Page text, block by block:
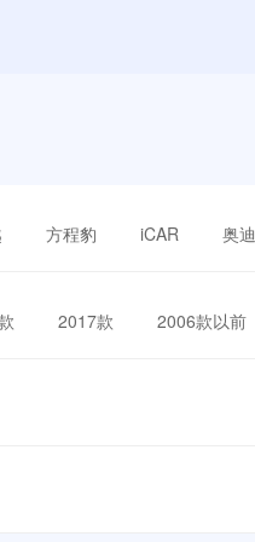
方程豹 iCAR 奥迪
2017款 2006款以前